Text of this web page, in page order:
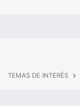
TEMAS DE INTERÉS